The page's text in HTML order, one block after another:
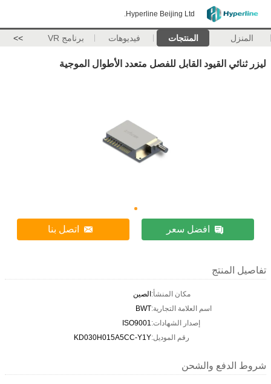
Hyperline Beijing Ltd.
المنزل المنتجات فيديوهات برنامج VR >>
ليزر ثنائي القيود القابل للفصل متعدد الأطوال الموجية
افضل سعر اتصل بنا
تفاصيل المنتج
مكان المنشأ:الصين
اسم العلامة التجارية:BWT
إصدار الشهادات:ISO9001
رقم الموديل:KD030H015A5CC-Y1Y
شروط الدفع والشحن